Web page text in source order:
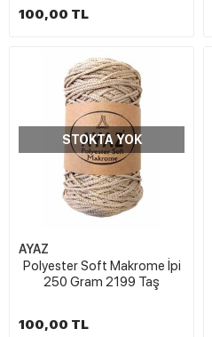
100,00 TL
STOKTA YOK
AYAZ
Polyester Soft Makrome İpi
250 Gram 2199 Taş
100,00 TL